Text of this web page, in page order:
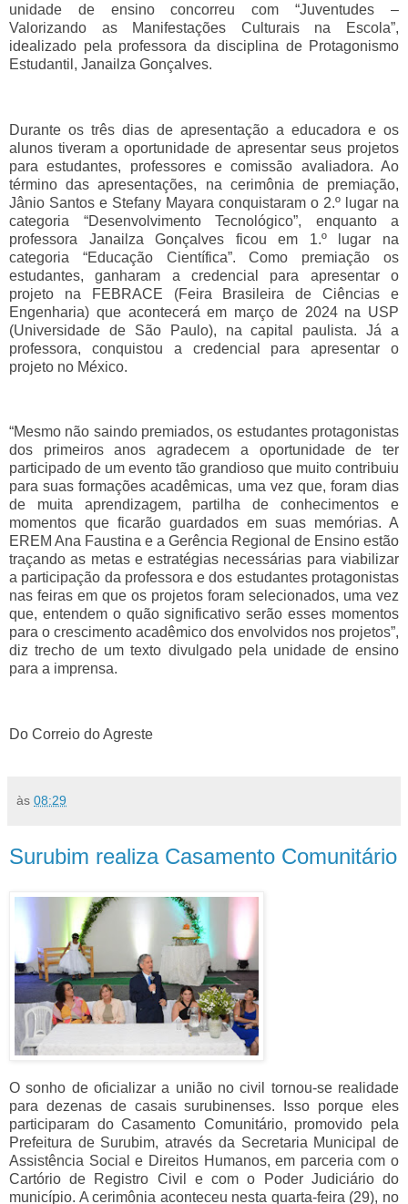
unidade de ensino concorreu com “Juventudes –
Valorizando as Manifestações Culturais na Escola”,
idealizado pela professora da disciplina de Protagonismo
Estudantil, Janailza Gonçalves.
Durante os três dias de apresentação a educadora e os
alunos tiveram a oportunidade de apresentar seus projetos
para estudantes, professores e comissão avaliadora. Ao
término das apresentações, na cerimônia de premiação,
Jânio Santos e Stefany Mayara conquistaram o 2.º lugar na
categoria “Desenvolvimento Tecnológico”, enquanto a
professora Janailza Gonçalves ficou em 1.º lugar na
categoria “Educação Científica”. Como premiação os
estudantes, ganharam a credencial para apresentar o
projeto na FEBRACE (Feira Brasileira de Ciências e
Engenharia) que acontecerá em março de 2024 na USP
(Universidade de São Paulo), na capital paulista. Já a
professora, conquistou a credencial para apresentar o
projeto no México.
“Mesmo não saindo premiados, os estudantes protagonistas
dos primeiros anos agradecem a oportunidade de ter
participado de um evento tão grandioso que muito contribuiu
para suas formações acadêmicas, uma vez que, foram dias
de muita aprendizagem, partilha de conhecimentos e
momentos que ficarão guardados em suas memórias. A
EREM Ana Faustina e a Gerência Regional de Ensino estão
traçando as metas e estratégias necessárias para viabilizar
a participação da professora e dos estudantes protagonistas
nas feiras em que os projetos foram selecionados, uma vez
que, entendem o quão significativo serão esses momentos
para o crescimento acadêmico dos envolvidos nos projetos”,
diz trecho de um texto divulgado pela unidade de ensino
para a imprensa.
Do Correio do Agreste
às 08:29
Surubim realiza Casamento Comunitário
O sonho de oficializar a união no civil tornou-se realidade
para dezenas de casais surubinenses. Isso porque eles
participaram do Casamento Comunitário, promovido pela
Prefeitura de Surubim, através da Secretaria Municipal de
Assistência Social e Direitos Humanos, em parceria com o
Cartório de Registro Civil e com o Poder Judiciário do
município. A cerimônia aconteceu nesta quarta-feira (29), no